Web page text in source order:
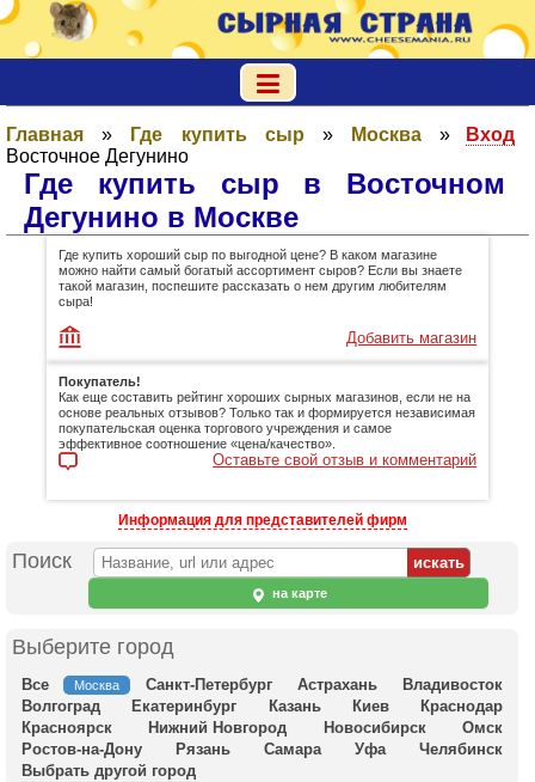
Главная » Где купить сыр» Москва »
Восточное Дегунино
Вход
Где купить сыр в Восточном
Дегунино в Москве
Где купить хороший сыр по выгодной цене? В каком магазине
можно найти самый богатый ассортимент сыров? Если вы знаете
такой магазин, поспешите рассказать о нем другим любителям
сыра!
Добавить магазин
Покупатель!
Как еще составить рейтинг хороших сырных магазинов, если не на
основе реальных отзывов? Только так и формируется независимая
покупательская оценка торгового учреждения и самое
эффективное соотношение «цена/качество».
Оставьте свой отзыв и комментарий
Информация для представителей фирм
Поиск
на карте
Выберите город
Все Москва Санкт-Петербург Астрахань
Владивосток
Волгоград
Екатеринбург Казань Киев
Краснодар
Красноярск
Нижний Новгород Новосибирск
Омск
Ростов-на-Дону
Рязань Самара Уфа
Челябинск
Выбрать другой город